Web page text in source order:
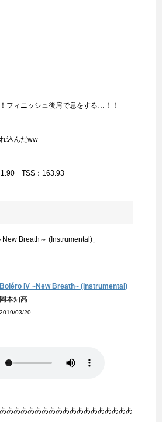
フィニッシュ後肩で息をする…！！
込んだww
TSS：163.93
Breath～ (Instrumental)」
Boléro IV ~New Breath~ (Instrumental)
岡本知高
2019/03/20
ああああああああああああああああああ